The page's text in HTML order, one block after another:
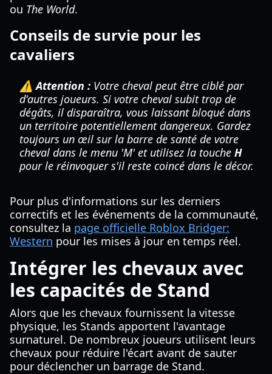
ou The World.
Conseils de survie pour les
cavaliers
⚠️ Attention : Votre cheval peut être ciblé par
d'autres joueurs. Si votre cheval subit trop de
dégâts, il disparaîtra, vous laissant bloqué dans
un territoire potentiellement dangereux. Gardez
toujours un œil sur la barre de santé de votre
cheval dans le menu 'M' et utilisez la touche H
pour le réinvoquer s'il reste coincé dans le décor.
Pour plus d'informations sur les derniers
correctifs et les événements de la communauté,
consultez la page officielle Roblox Bridger:
Western pour les mises à jour en temps réel.
Intégrer les chevaux avec
les capacités de Stand
Alors que les chevaux fournissent la vitesse
physique, les Stands apportent l'avantage
surnaturel. De nombreux joueurs utilisent leurs
chevaux pour réduire l'écart avant de sauter
pour déclencher un barrage de Stand.